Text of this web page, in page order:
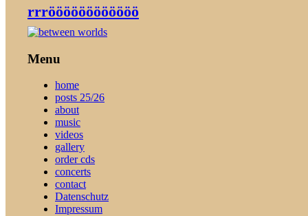
rrröööööööööööö
Menu
home
posts 25/26
about
music
videos
gallery
order cds
concerts
contact
Datenschutz
Impressum